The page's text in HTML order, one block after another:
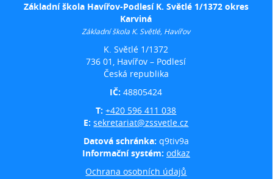
Základní škola Havířov-Podlesí K. Světlé 1/1372 okres
Karviná
Základní škola K. Světlé, Havířov
K. Světlé 1/1372
736 01, Havířov – Podlesí
Česká republika
IČ:48805424
T:+420 596 411 038
E:sekretariat@zssvetle.cz
Datová schránka: q9tiv9a
Informační systém: odkaz
Ochrana osobních údajů